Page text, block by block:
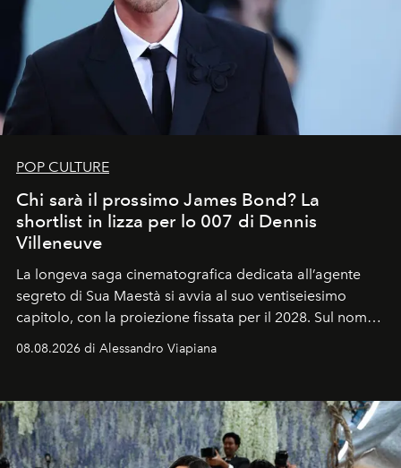
POP CULTURE
Chi sarà il prossimo James Bond? La
shortlist in lizza per lo 007 di Dennis
Villeneuve
La longeva saga cinematografica dedicata all’agente
segreto di Sua Maestà si avvia al suo ventiseiesimo
capitolo, con la proiezione fissata per il 2028. Sul nome
dell’attore chiamato a raccogliere l’eredità di Daniel
Craig, però, regna ancora il più assoluto riserbo.
08.08.2026 di Alessandro Viapiana